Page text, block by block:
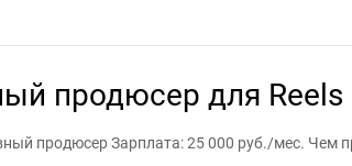
продюсер для Reels
продюсер Зарплата: 25 000 руб./мес. Чем